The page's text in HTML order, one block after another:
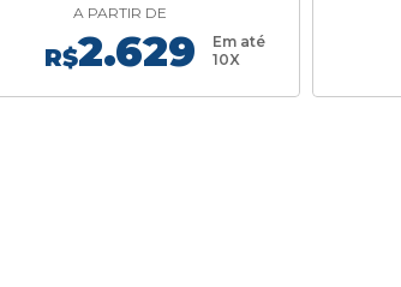
A PARTIR DE
R$2.629
Em até
10X